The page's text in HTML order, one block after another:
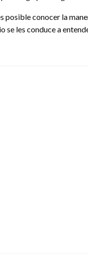
conocer la
les conduce a